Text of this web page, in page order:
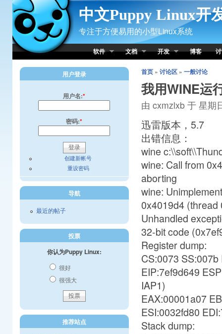
Skip to Content
中文Puppy Linux开
专注于方便易用的小型Linux系统
软件 文档 开发 博客
首页» 讨论区» 一般讨论
我用WINE运
由 cxmzlxb 于 星期
迅雷版本，5.7
出错信息：
wine
wine: Call from
aborting
wine:
0x4019d4 (thread
Unhandled
32-bit code
Register dump:
CS:0073
EIP:7ef9d649
IAP1)
EAX:00001a07
ESI:0032fd80
Stack dump:
用户登录
用户名:*
密码:*
创建新帐号
重设密码
导航
最近的帖子
投票
你认为Puppy Linux:
很好
很强大
推荐站点